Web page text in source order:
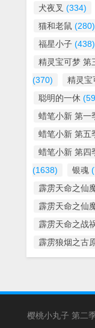
犬夜叉 (334)
猫和老鼠 (280)
福星小子 (438)
精灵宝可梦 第
(370)
精灵宝
聪明的一休
蜡笔小新 第一
蜡笔小新 第五
蜡笔小新 第四
(1638)
银魂
霹雳天命之仙
霹雳天命之仙
霹雳天命之战
霹雳狼烟之古
樱桃小丸子 第二